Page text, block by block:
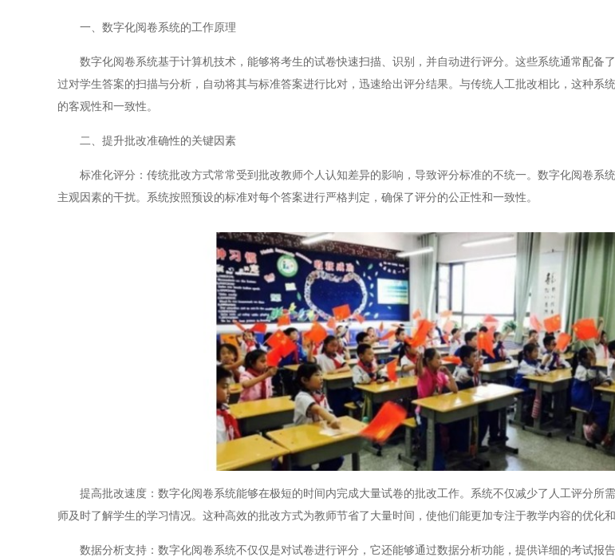
一、数字化阅卷系统的工作原理
数字化阅卷系统基于计算机技术，能够将考生的试卷快速扫描、识别，并自动进行评分。这些系统通常配备
过对学生答案的扫描与分析，自动将其与标准答案进行比对，迅速给出评分结果。与传统人工批改相比，这种系
的客观性和一致性。
二、提升批改准确性的关键因素
标准化评分：传统批改方式常常受到批改教师个人认知差异的影响，导致评分标准的不统一。数字化阅卷系
主观因素的干扰。系统按照预设的标准对每个答案进行严格判定，确保了评分的公正性和一致性。
提高批改速度：数字化阅卷系统能够在极短的时间内完成大量试卷的批改工作。系统不仅减少了人工评分所
师及时了解学生的学习情况。这种高效的批改方式为教师节省了大量时间，使他们能更加专注于教学内容的优化
数据分析支持：数字化阅卷系统不仅仅是对试卷进行评分，它还能够通过数据分析功能，提供详细的考试报